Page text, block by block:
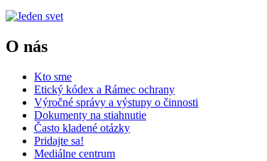
O nás
Kto sme
Etický kódex a Rámec ochrany
Výročné správy a výstupy o činnosti
Dokumenty na stiahnutie
Často kladené otázky
Pridajte sa!
Mediálne centrum